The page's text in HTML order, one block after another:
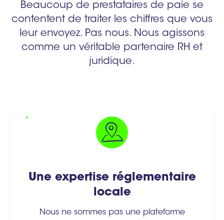
Beaucoup de prestataires de paie se
contentent de traiter les chiffres que vous
leur envoyez. Pas nous. Nous agissons
comme un véritable partenaire RH et
juridique.
Une expertise réglementaire
locale
Nous ne sommes pas une plateforme